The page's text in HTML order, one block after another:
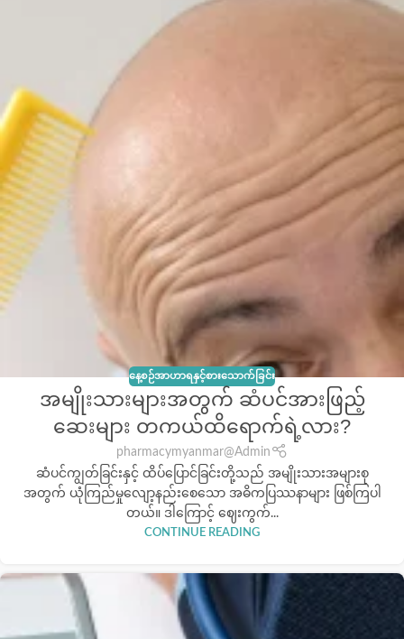
နေ့စဉ်အာဟာရနှင့်စားသောက်ခြင်း
အမျိုးသားများအတွက် ဆံပင်အားဖြည့်
ဆေးများ တကယ်ထိရောက်ရဲ့လား?
pharmacymyanmar@Admin
ဆံပင်ကျွတ်ခြင်းနှင့် ထိပ်ပြောင်ခြင်းတို့သည် အမျိုးသားအများစု
အတွက် ယုံကြည်မှုလျော့နည်းစေသော အဓိကပြဿနာများ ဖြစ်ကြပါ
တယ်။ ဒါကြောင့် ဈေးကွက်...
CONTINUE READING